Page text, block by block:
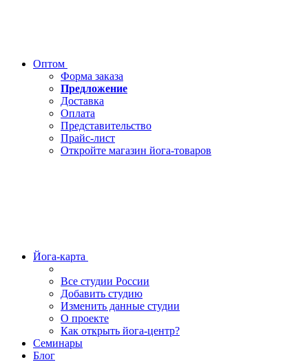
Оптом
Форма заказа
Предложение
Доставка
Оплата
Представительство
Прайс-лист
Откройте магазин йога-товаров
Йога-карта
Все студии России
Добавить студию
Изменить данные студии
О проекте
Как открыть йога-центр?
Семинары
Блог